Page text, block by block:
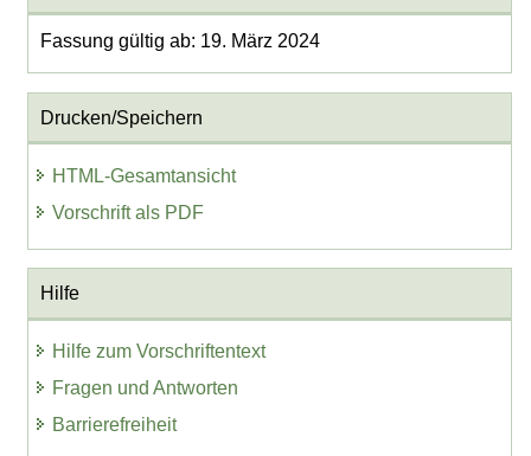
Fassung gültig ab: 19. März 2024
Drucken/Speichern
HTML-Gesamtansicht
Vorschrift als PDF
Hilfe
Hilfe zum Vorschriftentext
Fragen und Antworten
Barrierefreiheit